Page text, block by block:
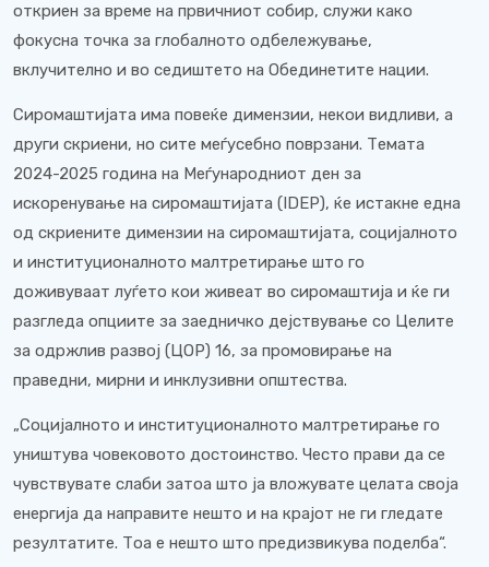
откриен за време на првичниот собир, служи како
фокусна точка за глобалното одбележување,
вклучително и во седиштето на Обединетите нации.
Сиромаштијата има повеќе димензии, некои видливи, а
други скриени, но сите меѓусебно поврзани. Темата
2024-2025 година на Меѓународниот ден за
искоренување на сиромаштијата (IDEP), ќе истакне една
од скриените димензии на сиромаштијата, социјалното
и институционалното малтретирање што го
доживуваат луѓето кои живеат во сиромаштија и ќе ги
разгледа опциите за заедничко дејствување со Целите
за одржлив развој (ЦОР) 16, за промовирање на
праведни, мирни и инклузивни општества.
„Социјалното и институционалното малтретирање го
уништува човековото достоинство. Често прави да се
чувствувате слаби затоа што ја вложувате целата своја
енергија да направите нешто и на крајот не ги гледате
резултатите. Тоа е нешто што предизвикува поделба“.